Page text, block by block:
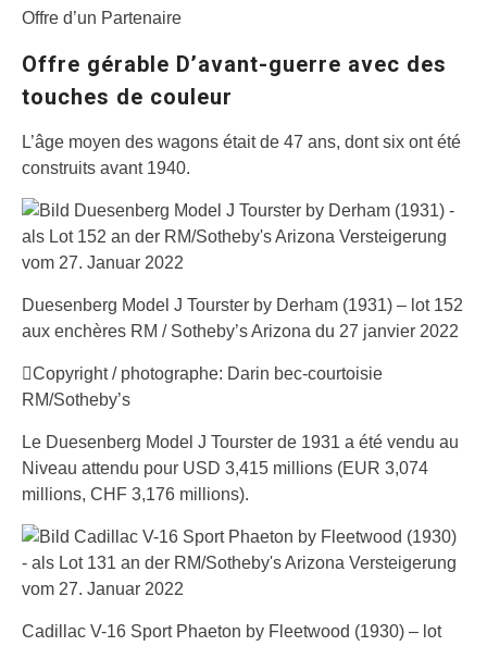
Offre d’un Partenaire
Offre gérable D’avant-guerre avec des
touches de couleur
L’âge moyen des wagons était de 47 ans, dont six ont été
construits avant 1940.
Duesenberg Model J Tourster by Derham (1931) – lot 152
aux enchères RM / Sotheby’s Arizona du 27 janvier 2022
Copyright / photographe: Darin bec-courtoisie
RM/Sotheby’s
Le Duesenberg Model J Tourster de 1931 a été vendu au
Niveau attendu pour USD 3,415 millions (EUR 3,074
millions, CHF 3,176 millions).
Cadillac V-16 Sport Phaeton by Fleetwood (1930) – lot